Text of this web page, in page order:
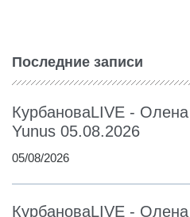
Последние записи
КурбановаLIVE -
Yunus 05.08.2026
05/08/2026
КурбановаLIVE -